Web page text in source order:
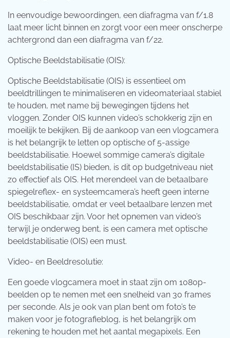
In eenvoudige bewoordingen, een diafragma van f/1.8
laat meer licht binnen en zorgt voor een meer onscherpe
achtergrond dan een diafragma van f/22.
Optische Beeldstabilisatie (OIS):
Optische Beeldstabilisatie (OIS) is essentieel om
beeldtrillingen te minimaliseren en videomateriaal stabiel
te houden, met name bij bewegingen tijdens het
vloggen. Zonder OIS kunnen video’s schokkerig zijn en
moeilijk te bekijken. Bij de aankoop van een vlogcamera
is het belangrijk te letten op optische of 5-assige
beeldstabilisatie. Hoewel sommige camera’s digitale
beeldstabilisatie (IS) bieden, is dit op budgetniveau niet
zo effectief als OIS. Het merendeel van de betaalbare
spiegelreflex- en systeemcamera’s heeft geen interne
beeldstabilisatie, omdat er veel betaalbare lenzen met
OIS beschikbaar zijn. Voor het opnemen van video’s
terwijl je onderweg bent, is een camera met optische
beeldstabilisatie (OIS) een must.
Video- en Beeldresolutie:
Een goede vlogcamera moet in staat zijn om 1080p-
beelden op te nemen met een snelheid van 30 frames
per seconde. Als je ook van plan bent om foto’s te
maken voor je fotografieblog, is het belangrijk om
rekening te houden met het aantal megapixels. Een